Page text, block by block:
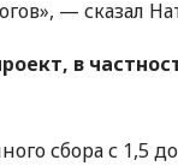
— сказал
в
сбора с 1,5 до